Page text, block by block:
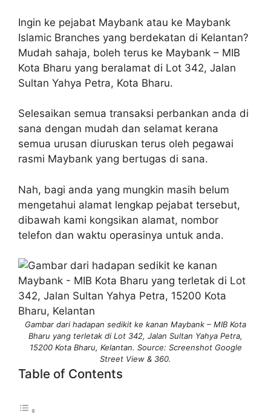
Ingin ke pejabat Maybank atau ke Maybank
Islamic Branches yang berdekatan di Kelantan?
Mudah sahaja, boleh terus ke Maybank – MIB
Kota Bharu yang beralamat di Lot 342, Jalan
Sultan Yahya Petra, Kota Bharu.
Selesaikan semua transaksi perbankan anda di
sana dengan mudah dan selamat kerana
semua urusan diuruskan terus oleh pegawai
rasmi Maybank yang bertugas di sana.
Nah, bagi anda yang mungkin masih belum
mengetahui alamat lengkap pejabat tersebut,
dibawah kami kongsikan alamat, nombor
telefon dan waktu operasinya untuk anda.
Gambar dari hadapan sedikit ke kanan Maybank – MIB Kota
Bharu yang terletak di Lot 342, Jalan Sultan Yahya Petra,
15200 Kota Bharu, Kelantan. Source: Screenshot Google
Street View & 360.
Table of Contents